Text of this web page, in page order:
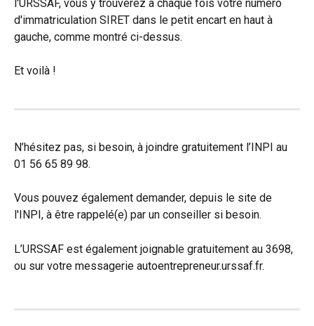
l'URSSAF, vous y trouverez à chaque fois votre numéro
d'immatriculation SIRET dans le petit encart en haut à
gauche, comme montré ci-dessus.
Et voilà !
N’hésitez pas, si besoin, à joindre gratuitement l’INPI au
01 56 65 89 98.
Vous pouvez également demander, depuis le site de
l'INPI, à être rappelé(e) par un conseiller si besoin.
L’URSSAF est également joignable gratuitement au 3698,
ou sur votre messagerie autoentrepreneur.urssaf.fr.